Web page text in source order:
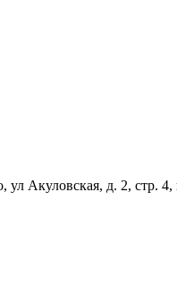
Акуловская, д. 2, стр. 4,